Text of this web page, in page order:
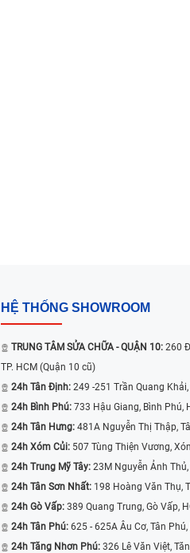
HỆ THỐNG SHOWROOM
TRUNG TÂM SỬA CHỮA - QUẬN 10: 260
TP. HCM (Quận 10 cũ)
24h Tân Định: 249 -251 Trần Quang
24h Bình Phú: 733 Hậu Giang, Bình Phú,
24h Tân Hưng: 481A Nguyễn Thị Thập,
24h Xóm Củi: 507 Tùng Thiện Vương,
24h Trung Mỹ Tây: 23M Nguyễn Ảnh
24h Tân Sơn Nhất: 198 Hoàng Văn Thụ,
24h Gò Vấp: 389 Quang Trung, Gò Vấp,
24h Tân Phú: 625 - 625A Âu Cơ, Tân
24h Tăng Nhơn Phú: 326 Lê Văn Việt,